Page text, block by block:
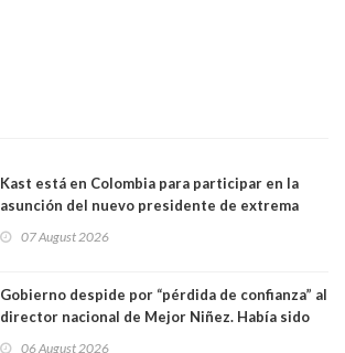
Kast está en Colombia para participar en la
asunción del nuevo presidente de extrema
07 August 2026
Gobierno despide por “pérdida de confianza” al
director nacional de Mejor Niñez. Había sido
06 August 2026